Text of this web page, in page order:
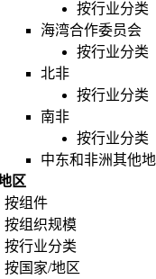
按行业分类
海湾合作委员会
按行业分类
北非
按行业分类
南非
按行业分类
中东和非洲其他
区
按组件
按组织规模
按行业分类
按国家/地区